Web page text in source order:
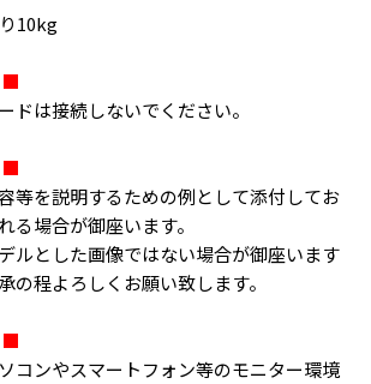
10kg
■
ドは接続しないでください。
■
等を説明するための例として添付してお
る場合が御座います。
ルとした画像ではない場合が御座います
の程よろしくお願い致します。
■
コンやスマートフォン等のモニター環境